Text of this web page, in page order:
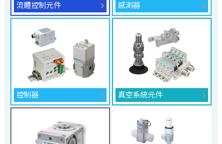
流體控制元件 感測器
控制器 真空系統元件